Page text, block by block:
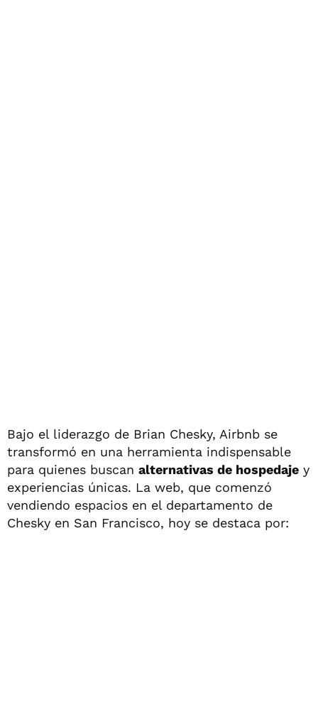
Bajo el liderazgo de Brian Chesky, Airbnb se
transformó en una herramienta indispensable
para quienes buscan alternativas de hospedaje y
experiencias únicas. La web, que comenzó
vendiendo espacios en el departamento de
Chesky en San Francisco, hoy se destaca por: